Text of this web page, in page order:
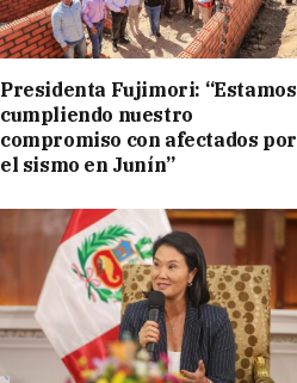
Presidenta Fujimori: “Estamos
cumpliendo nuestro
compromiso con afectados por
el sismo en Junín”